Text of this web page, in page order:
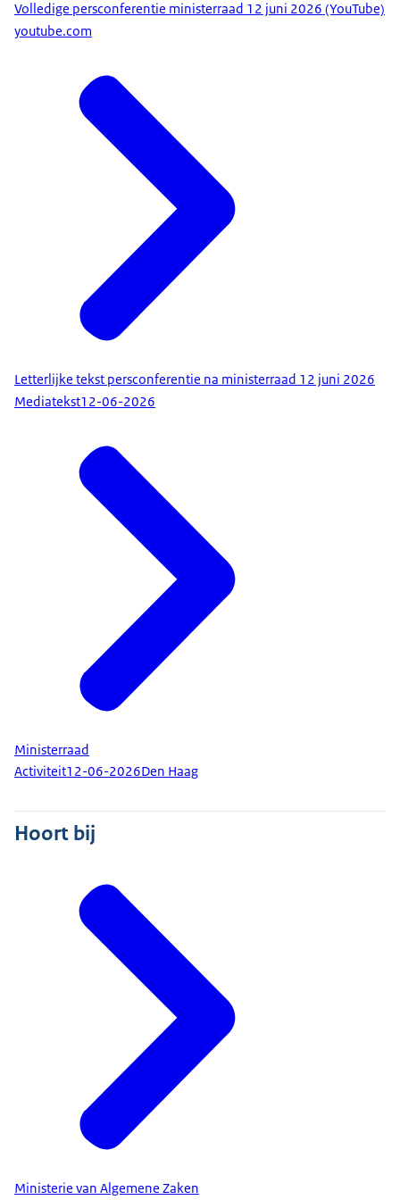
noemen. Ik denk dat iedereen nog wel de beelden
gevolgen van dien. En van massa’s mensen die –
vaak na het betalen van veel geld aan
mensensmokkelaars – in weer en wind, met hun
bezittingen op de rug door Europa struinen. Het
was de start van 10 jaar Europese
onderhandelingen, debatteren en
voorbereidingen. En ik ben blij dat we vandaag
eindelijk een begin maken met een
menswaardiger migratiebeleid. Waarbij we streng
controleren aan de buitengrenzen en sneller
vaststellen of mensen mogen blijven of de EU weer
moeten verlaten. Waarbij Europese landen solidair
over Europa hervestigen. En waarbij we asielregels
normen voor opvang. Het zijn concrete stappen
om meer grip te krijgen op migratie. Het moet op
termijn ook de druk verminderen op Ter Apel, waar
al tijdenlang veel te veel mensen verblijven. En het
moet ook een eind maken aan het dagelijks
aankloppen bij burgemeesters om op stel en
sprong nieuwe opvanglocaties te zoeken. Wil dat
zeggen dat met één druk op de knop vanaf
vandaag alles vlekkeloos zal verlopen? Nee, dat
zeker niet. We zullen ongetwijfeld tegen
opstartproblemen aanlopen. Het zal tijd kosten
om alle nieuwe procedures van papier ook naar de
praktijk te brengen en deze ook echt na te leven in
alle EU-lidstaten. Maar met dit pact ligt er wel een
en in Europa verder kunnen bouwen. Bijvoorbeeld
aan de partnerschappen en afspraken met landen
voortouw willen nemen. Daar gaan we ook
volgende week bij de Europese Raad ook weer
mee verder.
Tot slot het WK voetbal, dat gisteren is begonnen
in Mexico en vandaag ook in de andere landen
echt van start gaat. Een groot evenement waar
miljoenen Nederlanders naar uitkijken en dat ook
heel veel mensen ook verleidt tot een klein gokje.
Dat kan leuk zijn, maar wel tot een bepaalde
hoogte, want geld waar je mee gokt, ja, verstandig
om alleen geld in te zetten dat je ook echt kan
heel veel verliezen en meer dan alleen je geld. En
Volledige persconferentie ministerraad 12 juni 2026 (YouTube)
youtube.com
Letterlijke tekst persconferentie na ministerraad 12 juni 2026
Mediatekst12-06-2026
Ministerraad
Activiteit12-06-2026Den Haag
Hoort bij
Ministerie van Algemene Zaken